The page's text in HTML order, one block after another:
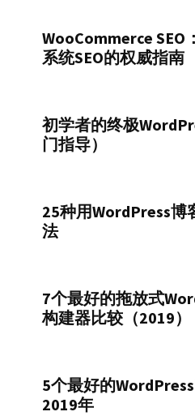
WooCommerce
系统SEO的权威指南
初学者的终极
门指导）
25种用WordPress博
法
7个最好的拖放式
构建器比较（2019）
5个最好的
2019年